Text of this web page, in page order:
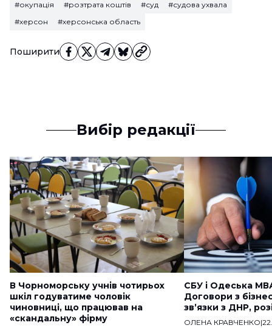
Поширити
#окупація #розтрата коштів #суд
#судова ухвала
#херсон
#херсонська область
Вибір редакції
В Чорноморську учнів чотирьох
шкіл годуватиме чоловік
чиновниці, що працював на
«скандальну» фірму
СБУ і Одеська
Договори з
звʼязки з ДНР,
ОЛЕНА КРАВЧЕНКО|